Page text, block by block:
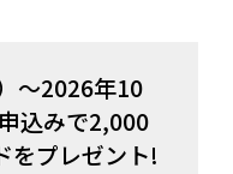
～2026年10
込みで2,000
をプレゼント!